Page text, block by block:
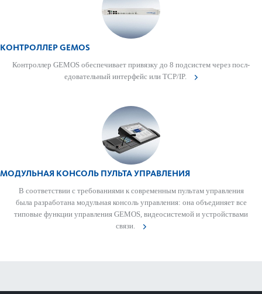
КОНТРОЛЛЕР GEMOS
Контроллер GEMOS обеспечивает привязку до 8 подсистем через пос­л­
едо­вательный интерфейс или TCP/IP.
МОДУЛЬНАЯ КОНСОЛЬ ПУЛЬТА УПРАВ­ЛЕНИЯ
В соотв­е­тствии с требованиями к современным пультам управ­ления
была раз­р­а­ботана модульная консоль управ­ления: она объединяет все
типовые функции управ­ления GEMOS, видеосис­темой и устройствами
связи.